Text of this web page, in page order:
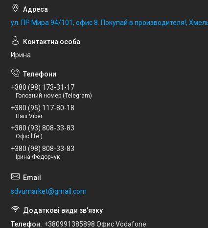
ул. ПР Мира 94/101, офис 8. Покупай в производителя!,
Ирина
+380 (98) 173-31-17
Головний номер (Telegram)
+380 (95) 117-80-18
Наш Viber
+380 (93) 808-33-83
Офіс life:)
+380 (98) 808-33-83
Ірина Федорчук
sdvumarket@gmail.com
Телефон +380991385898 Офис Vodafone